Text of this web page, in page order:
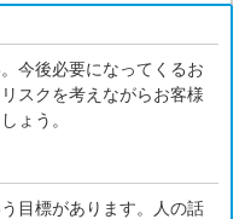
今後必要になってくるお
スクを考えながらお客様
ょう。
目標があります。人の話